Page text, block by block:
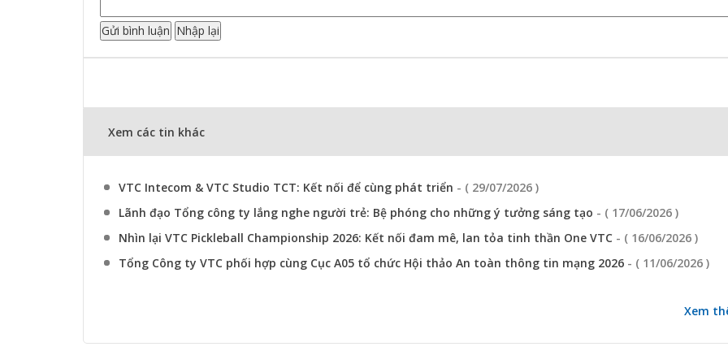
Xem các tin khác
VTC Intecom & VTC Studio TCT: Kết nối để cùng phát triển - ( 29/07/2026 )
Lãnh đạo Tổng công ty lắng nghe người trẻ: Bệ phóng cho những ý tưởng sáng tạo - ( 17/06/2026 )
Nhìn lại VTC Pickleball Championship 2026: Kết nối đam mê, lan tỏa tinh thần One VTC - ( 16/06/2026 )
Tổng Công ty VTC phối hợp cùng Cục A05 tổ chức Hội thảo An toàn thông tin mạng 2026 - ( 11/06/2026 )
Xem